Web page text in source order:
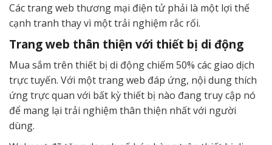
Các trang web thương mại điện tử phải là một lợi thế
cạnh tranh thay vì một trải nghiệm rắc rối.
Trang web thân thiện với thiết bị di động
Mua sắm trên thiết bị di động chiếm 50% các giao dịch
trực tuyến. Với một trang web đáp ứng, nội dung thích
ứng trực quan với bất kỳ thiết bị nào đang truy cập nó
để mang lại trải nghiệm thân thiện nhất với người
dùng.